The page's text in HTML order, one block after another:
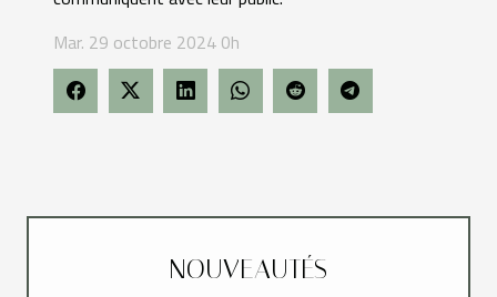
Mar. 29 octobre 2024 0h
NOUVEAUTÉS